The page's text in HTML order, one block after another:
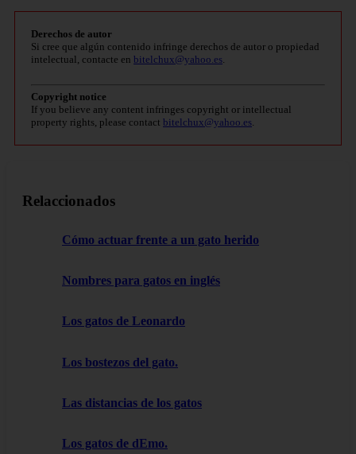
Derechos de autor
Si cree que algún contenido infringe derechos de autor o propiedad
intelectual, contacte en bitelchux@yahoo.es.
Copyright notice
If you believe any content infringes copyright or intellectual
property rights, please contact bitelchux@yahoo.es.
Relaccionados
Cómo actuar frente a un gato herido
Nombres para gatos en inglés
Los gatos de Leonardo
Los bostezos del gato.
Las distancias de los gatos
Los gatos de dEmo.